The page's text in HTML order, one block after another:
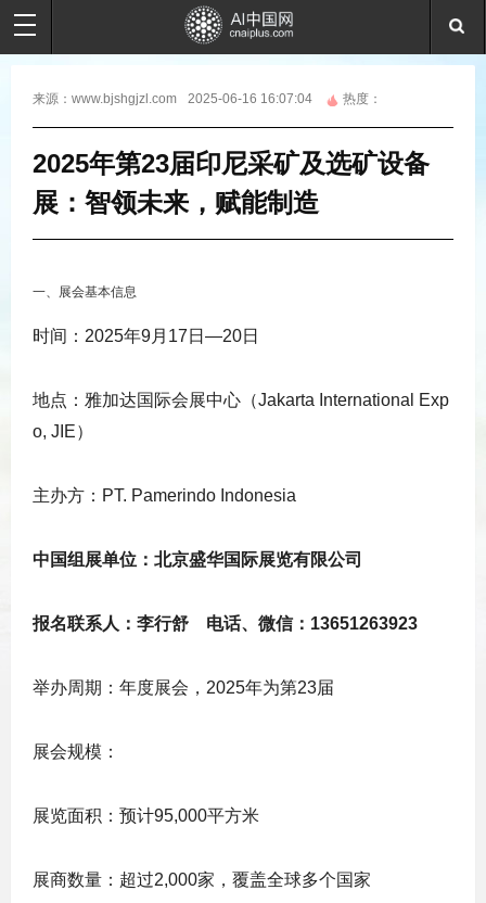
来源： www.bjshgjzl.com 2025-06-16 16:07:04 热度：
2025年第23届印尼采矿及选矿设备
展：智领未来，赋能制造
一、展会基本信息
时间 ：2025年9月17日—20日
地点 ：雅加达国际会展中心（Jakarta International Exp
o, JIE）
主办方 ：PT. Pamerindo Indonesia
中国组展单位：北京盛华国际展览有限公司
报名联系人：李行舒 电话、微信：13651263923
举办周期 ：年度展会，2025年为第23届
展会规模 ：
展览面积：预计95,000平方米
展商数量：超过2,000家，覆盖全球多个国家